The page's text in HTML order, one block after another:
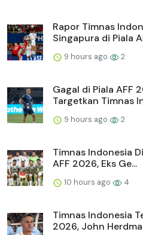
Rapor Timnas
Singapura di Piala
9 hours ago 2
Gagal di Piala AFF
Targetkan Timnas
9 hours ago 2
Timnas Indonesia
AFF 2026, Eks Ge...
10 hours ago 4
Timnas Indonesia
2026, John